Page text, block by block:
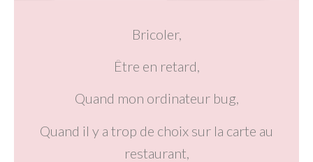
Bricoler,
Être en retard,
Quand mon ordinateur bug,
Quand il y a trop de choix sur la carte au
restaurant,